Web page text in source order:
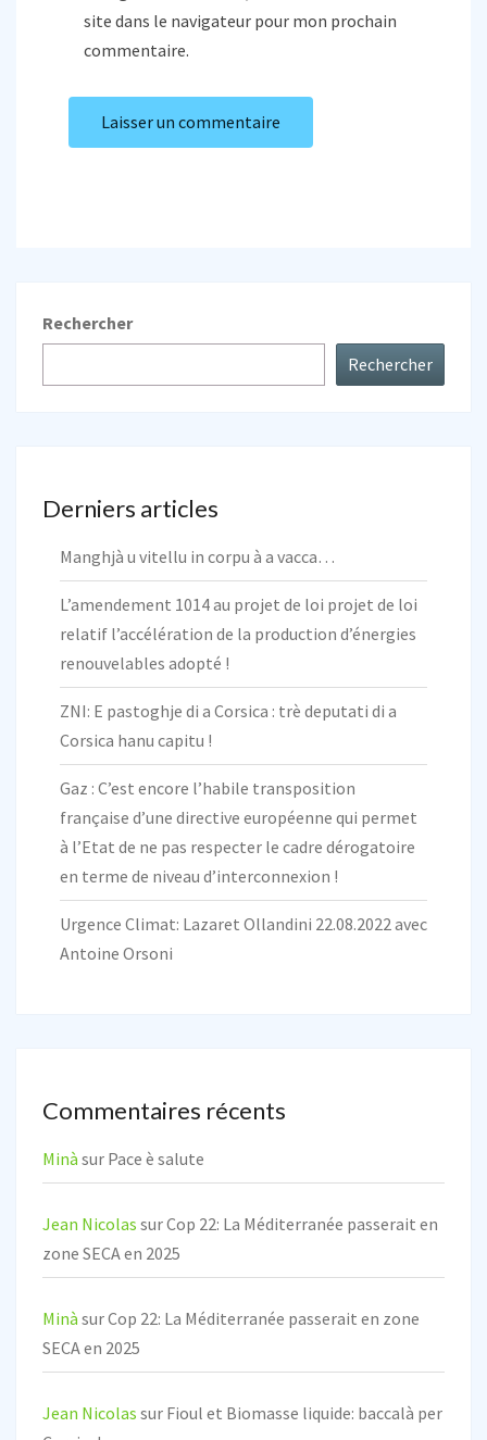
site dans le navigateur pour mon prochain
commentaire.
Rechercher
Rechercher
Derniers articles
Manghjà u vitellu in corpu à a vacca…
L’amendement 1014 au projet de loi projet de loi
relatif l’accélération de la production d’énergies
renouvelables adopté !
ZNI: E pastoghje di a Corsica : trè deputati di a
Corsica hanu capitu !
Gaz : C’est encore l’habile transposition
française d’une directive européenne qui permet
à l’Etat de ne pas respecter le cadre dérogatoire
en terme de niveau d’interconnexion !
Urgence Climat: Lazaret Ollandini 22.08.2022 avec
Antoine Orsoni
Commentaires récents
Minà sur Pace è salute
Jean Nicolas surCop 22: La Méditerranée passerait en
zone SECA en 2025
Minà surCop 22: La Méditerranée passerait en zone
SECA en 2025
Jean Nicolas sur Fioul et Biomasse liquide: baccalà per